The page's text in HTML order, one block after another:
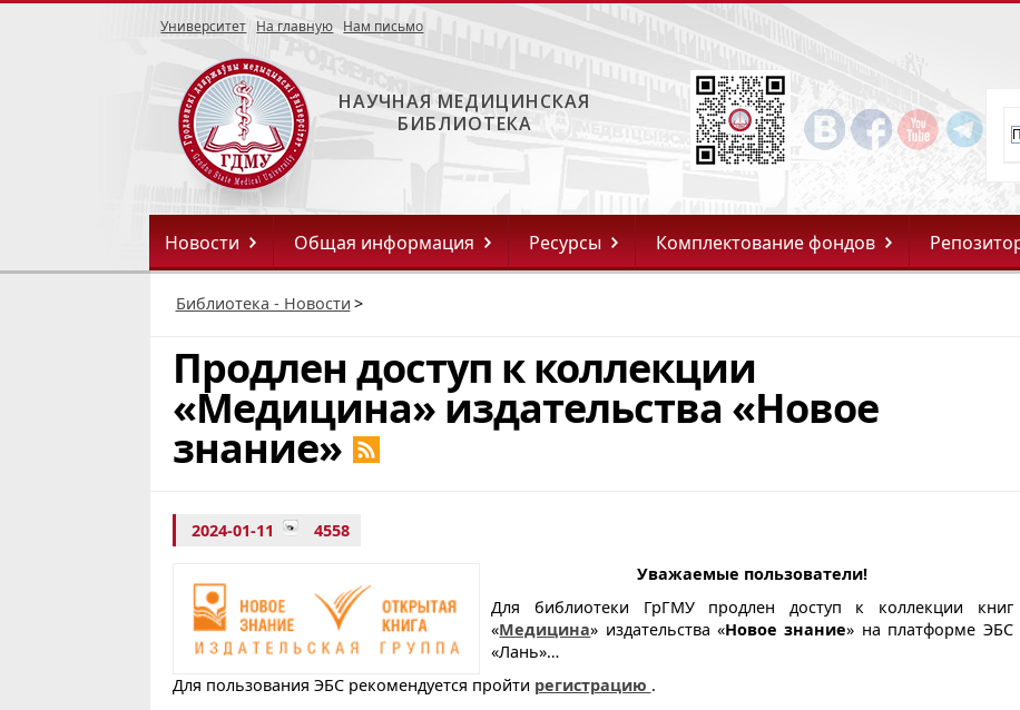
Университет На главную Нам письмо
НАУЧНАЯ МЕДИЦИНСКАЯ
БИБЛИОТЕКА
Новости Общая информация Ресурсы Комплектование фондов
Библиотека - Новости >
Продлен доступ к коллекции
«Медицина» издательства «Новое
знание»
2024-01-11 4558
Уважаемые пользователи!
Для библиотеки ГрГМУ продлен доступ к коллекции книг
«Медицина» издательства «Новое знание» на платформе ЭБС
«Лань»…
Для пользования ЭБС рекомендуется пройти регистрацию .